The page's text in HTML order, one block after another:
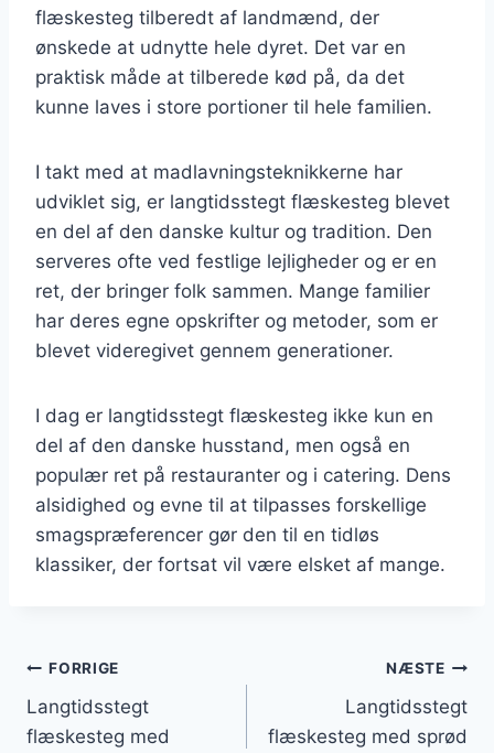
flæskesteg tilberedt af landmænd, der
ønskede at udnytte hele dyret. Det var en
praktisk måde at tilberede kød på, da det
kunne laves i store portioner til hele familien.
I takt med at madlavningsteknikkerne har
udviklet sig, er langtidsstegt flæskesteg blevet
en del af den danske kultur og tradition. Den
serveres ofte ved festlige lejligheder og er en
ret, der bringer folk sammen. Mange familier
har deres egne opskrifter og metoder, som er
blevet videregivet gennem generationer.
I dag er langtidsstegt flæskesteg ikke kun en
del af den danske husstand, men også en
populær ret på restauranter og i catering. Dens
alsidighed og evne til at tilpasses forskellige
smagspræferencer gør den til en tidløs
klassiker, der fortsat vil være elsket af mange.
Indlægsnavigation
FORRIGE
Langtidsstegt
flæskesteg med
NÆSTE
Langtidsstegt
flæskesteg med sprød